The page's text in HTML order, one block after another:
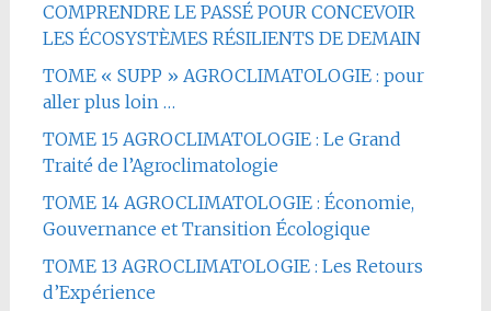
COMPRENDRE LE PASSÉ POUR CONCEVOIR
LES ÉCOSYSTÈMES RÉSILIENTS DE DEMAIN
TOME « SUPP » AGROCLIMATOLOGIE : pour
aller plus loin …
TOME 15 AGROCLIMATOLOGIE : Le Grand
Traité de l’Agroclimatologie
TOME 14 AGROCLIMATOLOGIE : Économie,
Gouvernance et Transition Écologique
TOME 13 AGROCLIMATOLOGIE : Les Retours
d’Expérience